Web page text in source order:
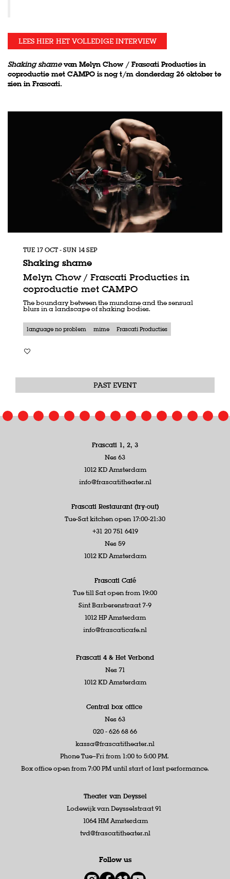
LEES HIER HET VOLLEDIGE INTERVIEW
Shaking shamevan Melyn Chow / Frascati Producties in
coproductie met CAMPO is nog t/m donderdag 26 oktober te
zien in Frascati.
Shaking shame
Melyn Chow / Frascati Producties in
coproductie met CAMPO
TUE 17 OCT-SUN 14 SEP
The boundary between the mundane and the sensual
blurs in a landscape of shaking bodies.
language no problem mime Frascati Producties
PAST EVENT
Frascati 1, 2, 3
Nes 63
1012 KD Amsterdam
info@frascatitheater.nl
Frascati Restaurant (try-out)
Tue-Sat kitchen open 17:00-21:30
+31 20 751 6419
Nes 59
1012 KD Amsterdam
Frascati Café
Tue till Sat open from 19:00
Sint Barberenstraat 7-9
1012 HP Amsterdam
info@frascaticafe.nl
Frascati 4 & Het Verbond
Nes 71
1012 KD Amsterdam
Central box office
Nes 63
020 - 626 68 66
kassa@frascatitheater.nl
Phone Tue–Fri from 1:00 to 5:00 PM.
Box office open from 7:00 PM until start of last performance.
Theater van Deyssel
Lodewijk van Deysselstraat 91
1064 HM Amsterdam
tvd@frascatitheater.nl
Follow us